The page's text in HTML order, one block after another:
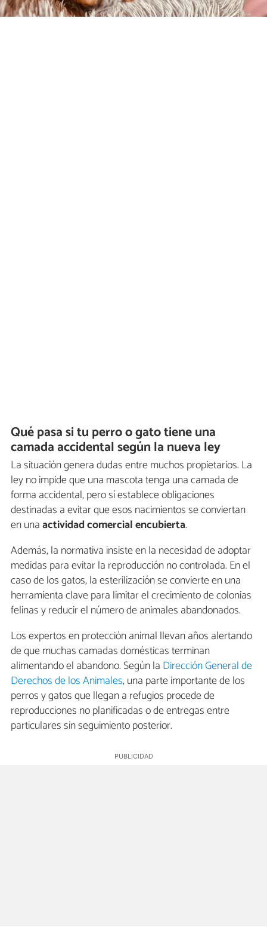
Qué pasa si tu perro o gato tiene una
camada accidental según la nueva ley
La situación genera dudas entre muchos propietarios. La
ley no impide que una mascota tenga una camada de
forma accidental, pero sí establece obligaciones
destinadas a evitar que esos nacimientos se conviertan
en unaactividad comercial encubierta.
Además, la normativa insiste en la necesidad de adoptar
medidas para evitar la reproducción no controlada. En el
caso de los gatos, la esterilización se convierte en una
herramienta clave para limitar el crecimiento de colonias
felinas y reducir el número de animales abandonados.
Los expertos en protección animal llevan años alertando
de que muchas camadas domésticas terminan
alimentando el abandono. Según la Dirección General de
Derechos de los Animales, una parte importante de los
perros y gatos que llegan a refugios procede de
reproducciones no planificadas o de entregas entre
particulares sin seguimiento posterior.